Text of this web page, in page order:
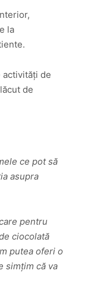
la
de
de
ce pot să
asupra
pentru
ciocolată
putea oferi o
simțim că va